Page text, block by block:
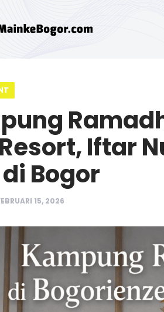
Iftar
Bogor
15, 2026